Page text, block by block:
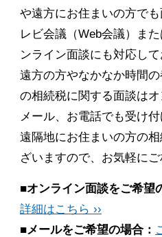
や遠方にお住まいの方で
レビ会議（Web会議）ま
ンライン面談にも対応して
遠方の方やなかなか時間
の相続税に関する面談は
メール、お電話でも受け付
遠隔地にお住まいの方の
ざいますので、お気軽にご
■オンライン面談をご希望
詳細はこちら ››
■メールをご希望の場合：